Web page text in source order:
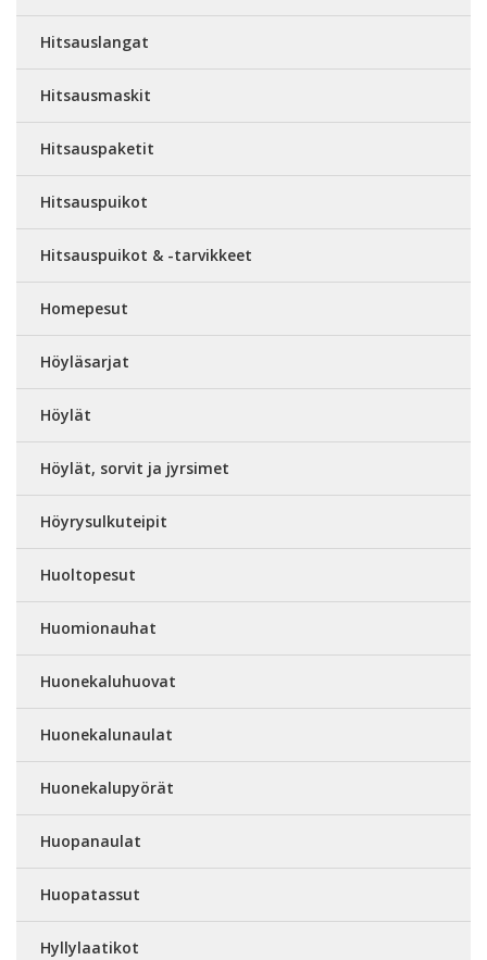
Hitsauslangat
Hitsausmaskit
Hitsauspaketit
Hitsauspuikot
Hitsauspuikot & -tarvikkeet
Homepesut
Höyläsarjat
Höylät
Höylät, sorvit ja jyrsimet
Höyrysulkuteipit
Huoltopesut
Huomionauhat
Huonekaluhuovat
Huonekalunaulat
Huonekalupyörät
Huopanaulat
Huopatassut
Hyllylaatikot